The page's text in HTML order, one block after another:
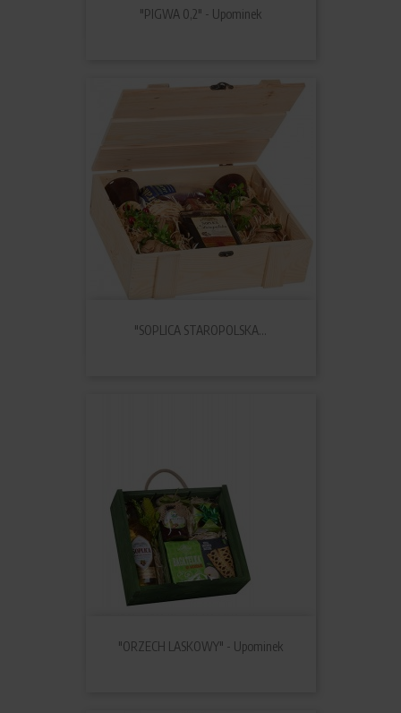
"PIGWA 0,2" - Upominek
"SOPLICA STAROPOLSKA...
"ORZECH LASKOWY" - Upominek